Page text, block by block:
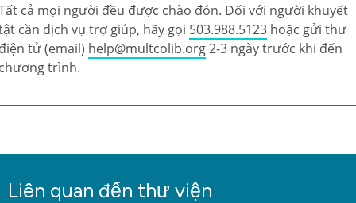
cả mọi người đều được chào đón. Đối với người khuyết
cần dịch vụ trợ giúp, hãy gọi 503.988.5123 hoặc gửi thư
tử (email) help@multcolib.org2-3 ngày trước khi đến
trình.
Liên quan đến thư viện